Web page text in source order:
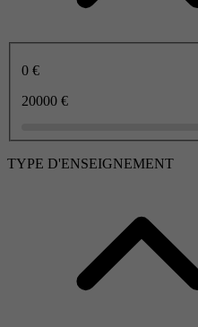
0 €
20000 €
TYPE D'ENSEIGNEMENT